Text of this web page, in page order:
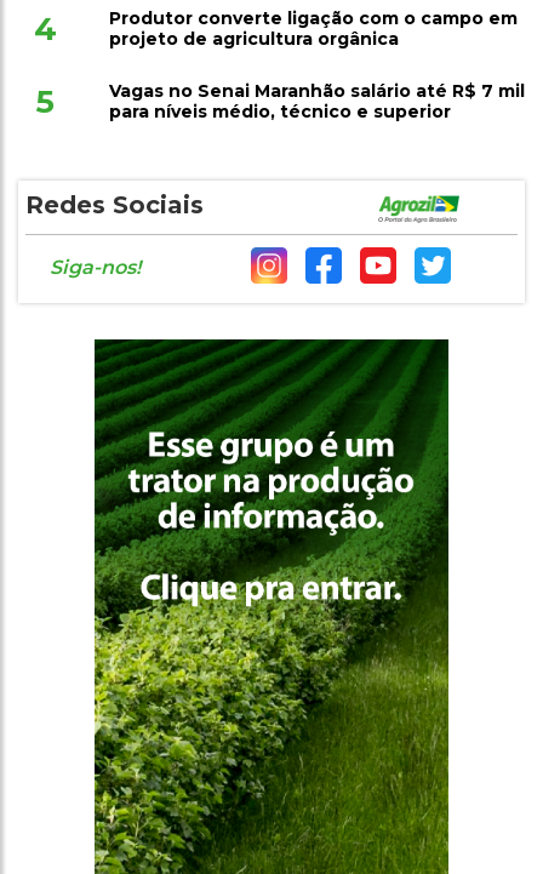
4
Produtor converte ligação com o campo em
projeto de agricultura orgânica
5
Vagas no Senai Maranhão salário até R$ 7 mil
para níveis médio, técnico e superior
Redes Sociais
Siga-nos!